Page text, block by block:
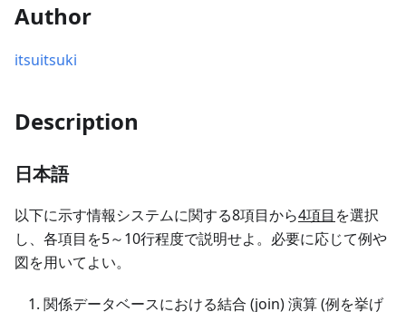
Author
itsuitsuki
Description
日本語
以下に示す情報システムに関する8項目から4項目 を選択
し、各項目を5～10行程度で説明せよ。必要に応じて例や
図を用いてよい。
関係データベースにおける結合 (join) 演算 (例を挙げ